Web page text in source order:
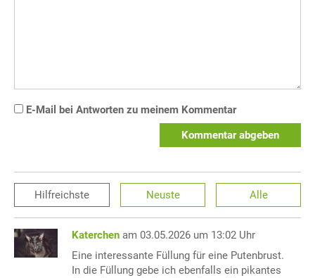
E-Mail bei Antworten zu meinem Kommentar
Kommentar abgeben
Hilfreichste Neuste Alle
Katerchen am 03.05.2026 um 13:02 Uhr
Eine interessante Füllung für eine Putenbrust.
In die Füllung gebe ich ebenfalls ein pikantes